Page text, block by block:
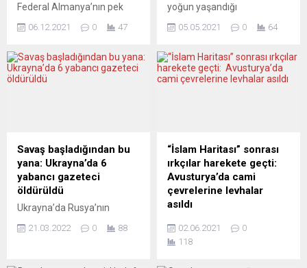
Federal Almanya’nın pek
(Covid-19) önlemlerine karşı
düzenlendi. Hamburg,
Berlin, Potsdam, Hannover,
Hamburg’daki gösteriye
yaklaşık 5 bin kişinin katıldığı
öğrenildi. Gösterilerin
kentlerdeki ulaşımı da yer
tanık...
06.12.2021 0 47
yoğun yaşandığı
Madrid’de seçimlere rekor
salgının yoğunluğuna
rağmen, yaklaşık 5 milyon
Ekim 2020’den bu yana
olağanüstü hal (OHAL)
uygulayan İspanya’da, ülke
genelinde uygulanan gece
sokağa çıkma yasağı,...
05.05.2021 0 64
Savaş başladığından bu
yana: Ukrayna’da 6
yabancı gazeteci
öldürüldü
Ukrayna’da Rusya’nın
günden bu yana ülkede
21.03.2022 0 88
“İslam Haritası” sonrası
ırkçılar harekete geçti:
Avusturya’da cami
çevrelerine levhalar
asıldı
Viyana’daki çok sayıda
camiye yakın yerlere “Dikkat
02.06.2021
0
118